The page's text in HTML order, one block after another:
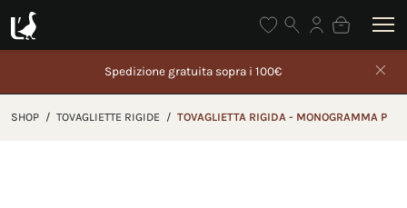
Gli ordini effettuati dal 5 al 26 agosto saranno spediti
partire da 27 agosto
SHOP / TOVAGLIETTE RIGIDE / TOVAGLIETTA RIGIDA - MONOGRAMMA P